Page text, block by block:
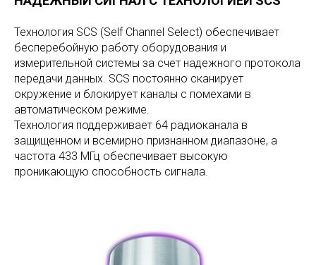
Технология SCS (Self Channel Select) обеспечивает
бесперебойную работу оборудования и
измерительной системы за счет надежного протокола
передачи данных. SCS постоянно сканирует
окружение и блокирует каналы с помехами в
автоматическом режиме.
Технология поддерживает 64 радиоканала в
защищенном и всемирно признанном диапазоне, а
частота 433 МГц обеспечивает высокую
проникающую способность сигнала.